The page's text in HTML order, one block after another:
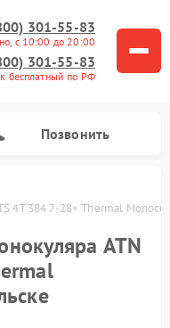
301-55-83
с 10:00 до 20:00
301-55-83
бесплатный по РФ
Позвонить
4T 384 7‑28× Thermal
ATN